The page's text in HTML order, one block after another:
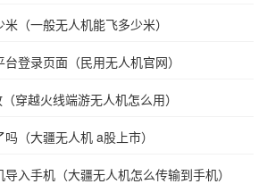
（一般无人机能飞多少米）
登录页面（民用无人机官网）
穿越火线端游无人机怎么用）
（大疆无人机 a股上市）
入手机（大疆无人机怎么传输到手机）